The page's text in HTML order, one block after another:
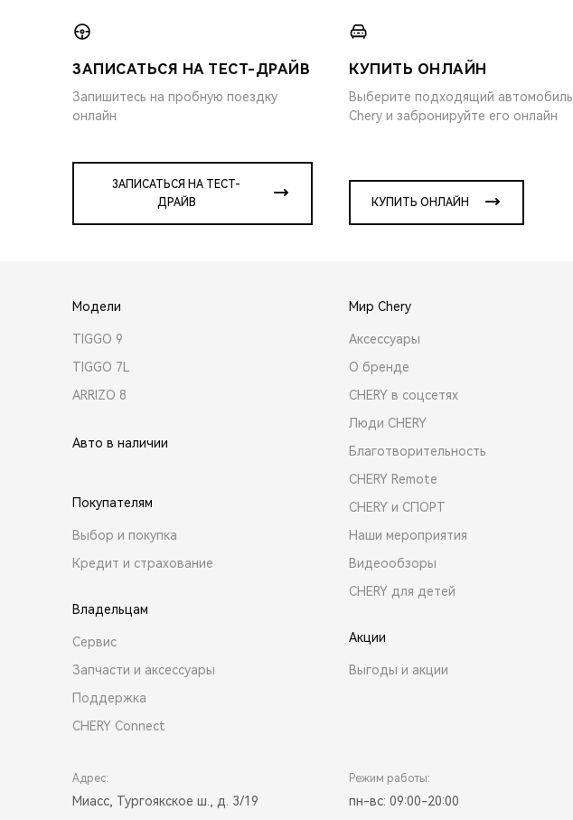
ЗАПИСАТЬСЯ НА ТЕСТ-ДРАЙВ
Запишитесь на пробную поездку
онлайн
ЗАПИСАТЬСЯ НА ТЕСТ-
ДРАЙВ
КУПИТЬ ОНЛАЙН
Выберите подходящий автомобиль
Chery и забронируйте его онлайн
КУПИТЬ ОНЛАЙН
Модели
TIGGO 9
TIGGO 7L
ARRIZO 8
Авто в наличии
Покупателям
Выбор и покупка
Кредит и страхование
Владельцам
Сервис
Запчасти и аксессуары
Поддержка
CHERY Connect
Мир Chery
Аксессуары
О бренде
CHERY в соцсетях
Люди CHERY
Благотворительность
CHERY Remote
CHERY и СПОРТ
Наши мероприятия
Видеообзоры
CHERY для детей
Акции
Выгоды и акции
Адрес:
Миасс, Тургоякское ш., д. 3/19
Режим работы:
пн-вс: 09:00-20:00